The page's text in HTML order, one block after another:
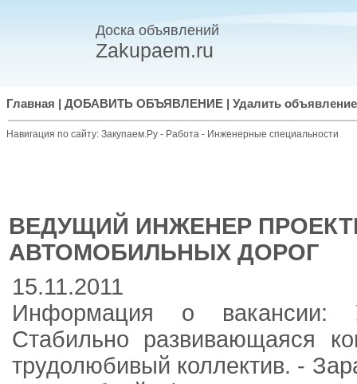
Доска объявлений
Zakupaem.ru
Главная ДОБАВИТЬ ОБЪЯВЛЕНИЕ Удалить объявление
Навигация по сайту: Закупаем.Ру - Работа - Инженерные специальности
ВЕДУЩИЙ ИНЖЕНЕР
АВТОМОБИЛЬНЫХ ДОРОГ
15.11.2011
Информация о вакансии:
Стабильно развивающаяся
трудолюбивый коллектив. -